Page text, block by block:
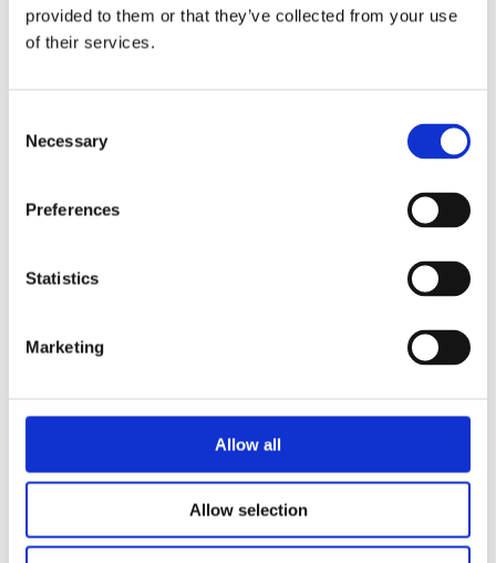
provided to them or that they’ve collected from your use
of their services.
Selection
Necessary
Preferences
Statistics
Marketing
Allow all
Allow selection
Kaivinkoneharja
KESTÄVÄ KEHITYS
Tuoteryhmät
Tasauspalkki tiivistystelalla
Tasauspalkki huulilevyllä
Tasauspalkki tiivistystelalla ja
pyyhkäisysiivellä
Tasauspalkki
Louhoskauha